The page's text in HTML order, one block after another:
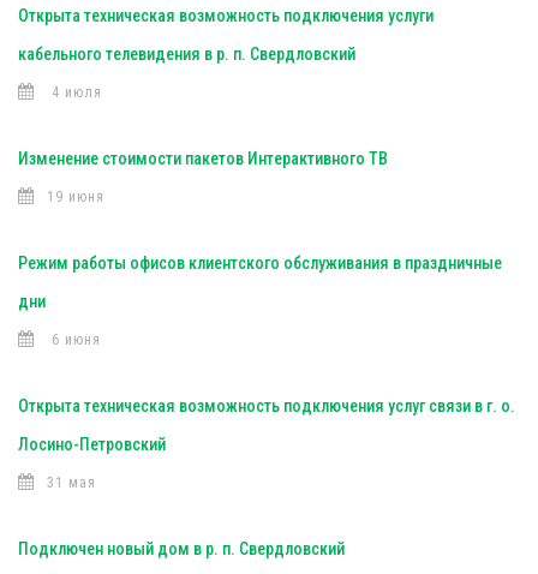
Открыта техническая возможность подключения услуги
кабельного телевидения в р. п. Свердловский
4 июля
Изменение стоимости пакетов Интерактивного ТВ
19 июня
Режим работы офисов клиентского обслуживания в праздничные
дни
6 июня
Открыта техническая возможность подключения услуг связи в г. о.
Лосино-Петровский
31 мая
Подключен новый дом в р. п. Свердловский